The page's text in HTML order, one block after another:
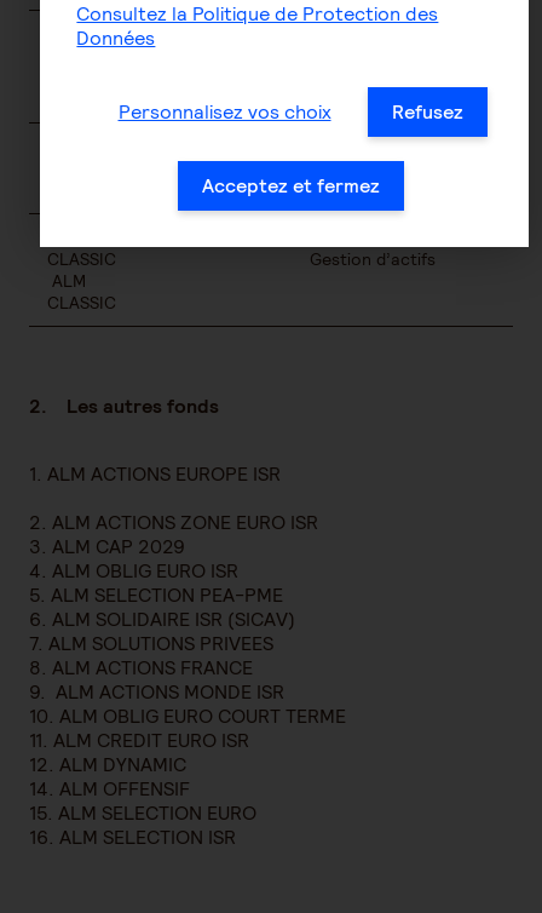
ALM ES
EURO ISR
AG2R LA MONDIALE
Gestion d’actifs
CLASSIC
ALM
CLASSIC
Gestion d’actifs
2. Les autres fonds
1. ALM ACTIONS EUROPE ISR
2. ALM ACTIONS ZONE EURO ISR
3. ALM CAP 2029
4. ALM OBLIG EURO ISR
5. ALM SELECTION PEA-PME
6. ALM SOLIDAIRE ISR (SICAV)
7. ALM SOLUTIONS PRIVEES
8. ALM ACTIONS FRANCE
9. ALM ACTIONS MONDE ISR
10. ALM OBLIG EURO COURT TERME
11. ALM CREDIT EURO ISR
12. ALM DYNAMIC
14. ALM OFFENSIF
15. ALM SELECTION EURO
16. ALM SELECTION ISR
Consultez la Politique de Protection des
Données
Personnalisez vos choix Refusez
Acceptez et fermez